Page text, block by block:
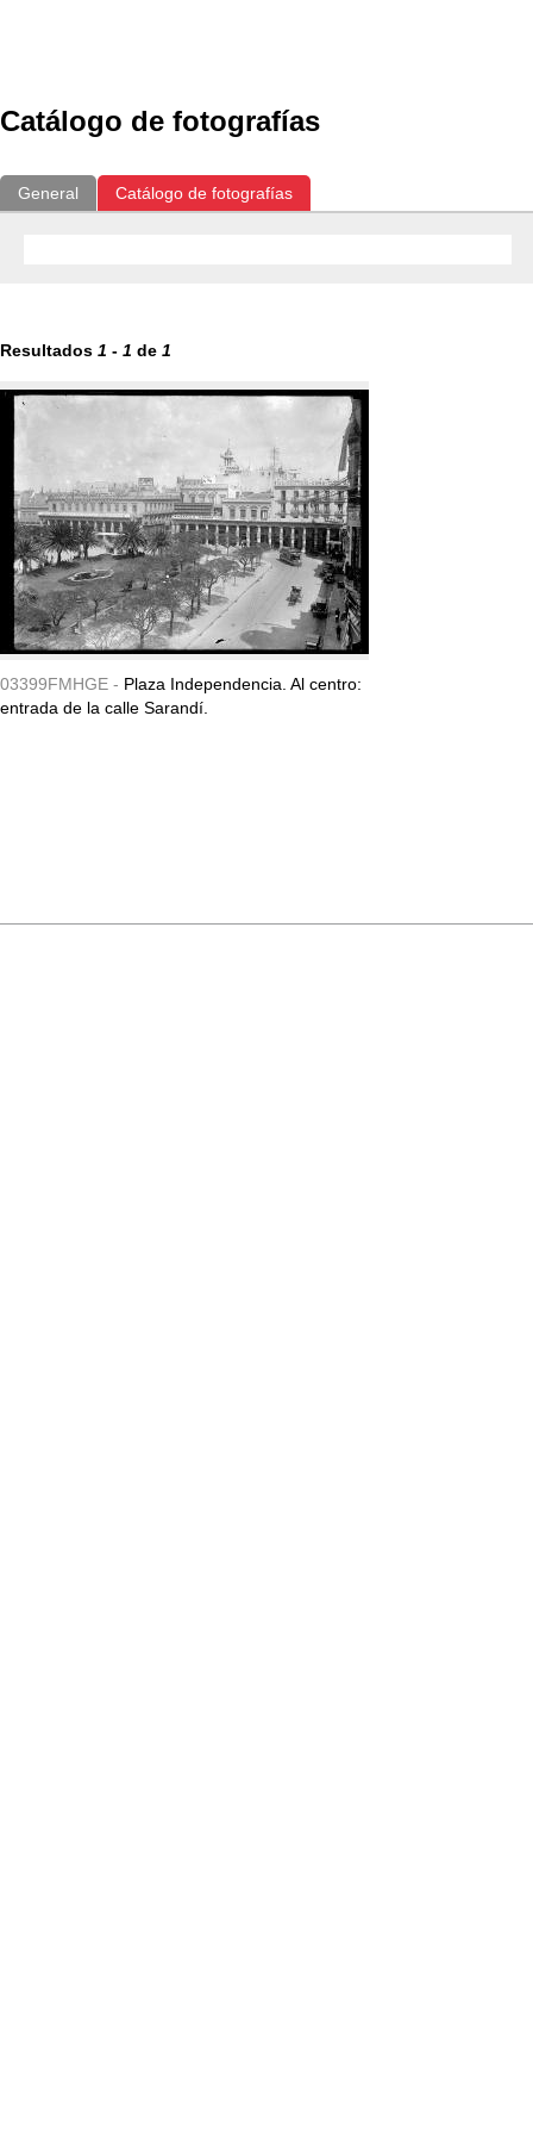
Catálogo de fotografías
General Catálogo de fotografías
Resultados 1 - 1 de 1
03399FMHGE - Plaza Independencia. Al centro:
entrada de la calle Sarandí.